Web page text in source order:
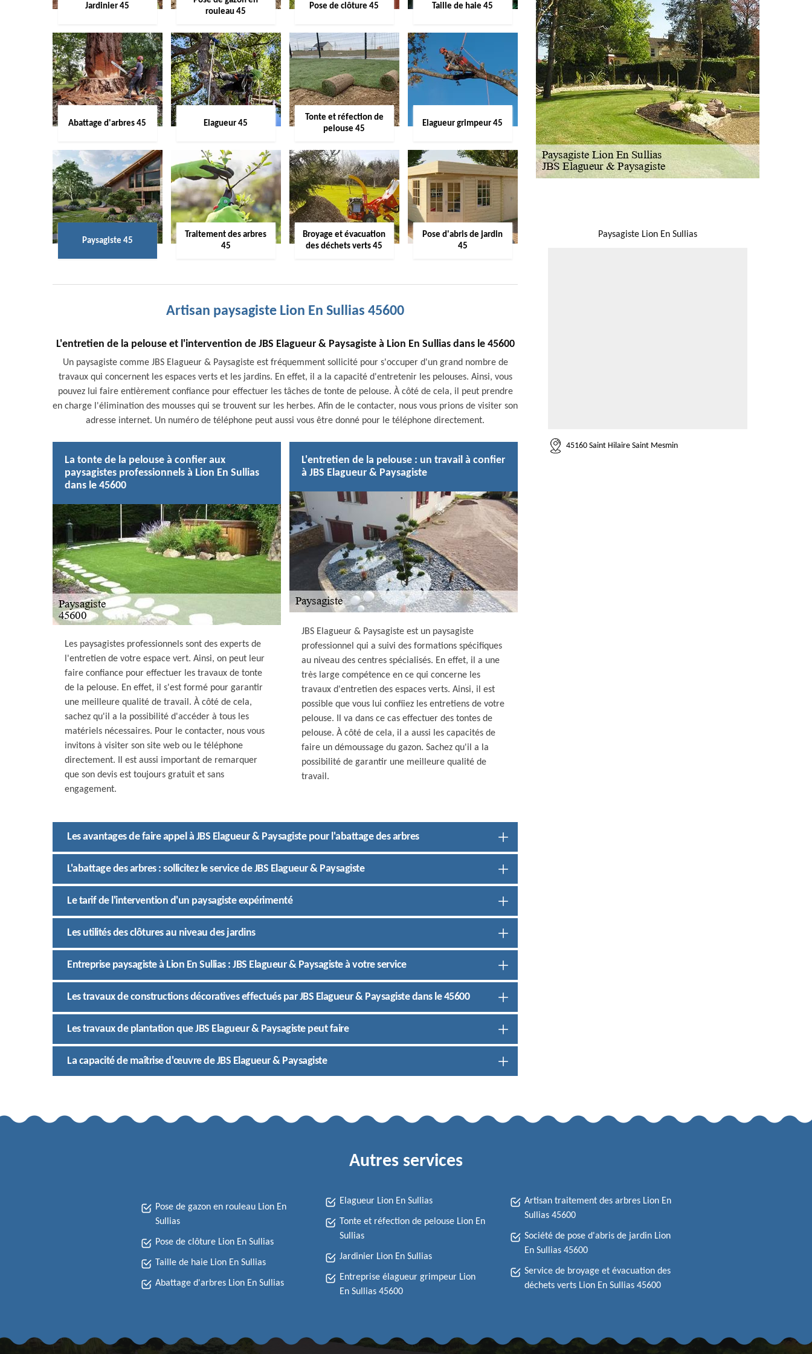
Jardinier 45
rouleau 45
Pose de clôture 45 Taille de haie 45
Abattage d'arbres 45 Elagueur 45
Tonte et réfection de
pelouse 45
Elagueur grimpeur 45
Paysagiste 45
Traitement des arbres
45
Broyage et évacuation
des déchets verts 45
Pose d'abris de jardin
45
Artisan paysagiste Lion En Sullias 45600
L'entretien de la pelouse et l'intervention de JBS Elagueur & Paysagiste à Lion En Sullias dans le 45600
Un paysagiste comme JBS Elagueur & Paysagiste est fréquemment sollicité pour s'occuper d'un grand nombre de
travaux qui concernent les espaces verts et les jardins. En effet, il a la capacité d'entretenir les pelouses. Ainsi, vous
pouvez lui faire entièrement confiance pour effectuer les tâches de tonte de pelouse. À côté de cela, il peut prendre
en charge l'élimination des mousses qui se trouvent sur les herbes. Afin de le contacter, nous vous prions de visiter son
adresse internet. Un numéro de téléphone peut aussi vous être donné pour le téléphone directement.
La tonte de la pelouse à confier aux
paysagistes professionnels à Lion En Sullias
dans le 45600
Les paysagistes professionnels sont des experts de
l'entretien de votre espace vert. Ainsi, on peut leur
faire confiance pour effectuer les travaux de tonte
de la pelouse. En effet, il s'est formé pour garantir
une meilleure qualité de travail. À côté de cela,
sachez qu'il a la possibilité d'accéder à tous les
matériels nécessaires. Pour le contacter, nous vous
invitons à visiter son site web ou le téléphone
directement. Il est aussi important de remarquer
que son devis est toujours gratuit et sans
engagement.
L'entretien de la pelouse : un travail à confier
à JBS Elagueur & Paysagiste
JBS Elagueur & Paysagiste est un paysagiste
professionnel qui a suivi des formations spécifiques
au niveau des centres spécialisés. En effet, il a une
très large compétence en ce qui concerne les
travaux d'entretien des espaces verts. Ainsi, il est
possible que vous lui confiiez les entretiens de votre
pelouse. Il va dans ce cas effectuer des tontes de
pelouse. À côté de cela, il a aussi les capacités de
faire un démoussage du gazon. Sachez qu'il a la
possibilité de garantir une meilleure qualité de
travail.
Les avantages de faire appel à JBS Elagueur & Paysagiste pour l'abattage des arbres
L'abattage des arbres : sollicitez le service de JBS Elagueur & Paysagiste
Le tarif de l'intervention d'un paysagiste expérimenté
Les utilités des clôtures au niveau des jardins
Entreprise paysagiste à Lion En Sullias : JBS Elagueur & Paysagiste à votre service
Les travaux de constructions décoratives effectués par JBS Elagueur & Paysagiste dans le 45600
Les travaux de plantation que JBS Elagueur & Paysagiste peut faire
La capacité de maîtrise d'œuvre de JBS Elagueur & Paysagiste
Paysagiste Lion En Sullias
45160 Saint Hilaire Saint Mesmin
Autres services
Pose de gazon en rouleau Lion En
Sullias
Pose de clôture Lion En Sullias
Taille de haie Lion En Sullias
Abattage d'arbres Lion En Sullias
Elagueur Lion En Sullias
Tonte et réfection de pelouse Lion En
Sullias
Jardinier Lion En Sullias
Entreprise élagueur grimpeur Lion
En Sullias 45600
Artisan traitement des arbres Lion En
Sullias 45600
Société de pose d'abris de jardin Lion
En Sullias 45600
Service de broyage et évacuation des
déchets verts Lion En Sullias 45600